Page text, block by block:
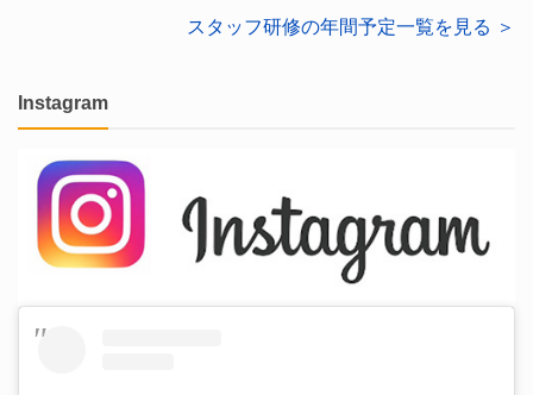
スタッフ研修の年間予定一覧を見る ＞
Instagram